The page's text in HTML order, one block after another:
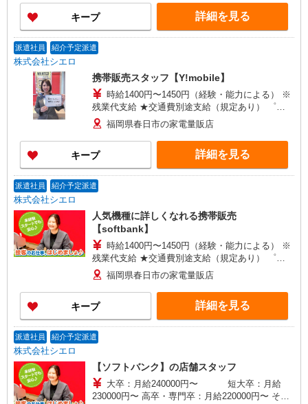
有) お友達を紹介頂くと, インセンティブ支給(規定
有) ゜・。○。・゜+゜・。○。・゜+゜
キープ 詳細を見る
派遣社員 紹介予定派遣
株式会社シエロ
携帯販売スタッフ【Y!mobile】
時給1400円〜1450円（経験・能力による） ※
残業代支給 ★交通費別途支給（規定あり） ゜
+゜・。○。・゜+゜・。○。・゜+゜ 入社祝い金10
万円支給(規定有) お友達を紹介頂くと, インセンテ
ィブ支給(規定有) ★月2回払い・週払い可能（規程
有）★ ゜・。○。・゜+゜・。○。・゜+゜
福岡県春日市の家電量販店
キープ 詳細を見る
派遣社員 紹介予定派遣
株式会社シエロ
人気機種に詳しくなれる携帯販売
【softbank】
時給1400円〜1450円（経験・能力による） ※
残業代支給 ★交通費別途支給（規定あり） ゜
+゜・。○。・゜+゜・。○。・゜+゜ 入社祝い金10
万円支給(規定有) お友達を紹介頂くと, インセンテ
ィブ支給(規定有) ★月2回払い・週払い可能（規程
有）★ ゜・。○。・゜+゜・。○。・゜+゜
福岡県春日市の家電量販店
キープ 詳細を見る
派遣社員 紹介予定派遣
株式会社シエロ
【ソフトバンク】の店舗スタッフ
大卒：月給240000円〜 短大卒：月給
230000円〜 高卒・専門卒：月給220000円〜 その